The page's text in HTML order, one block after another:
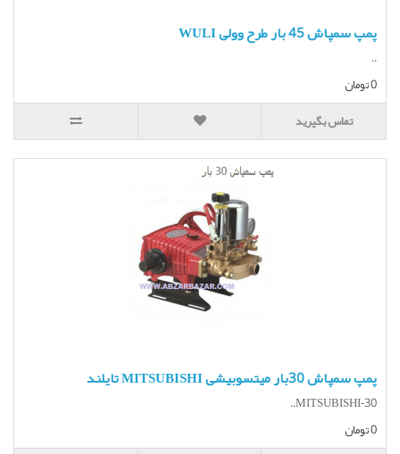
پمپ سمپاش 45 بار طرح وولی WULI
..
0 تومان
تماس بگیرید
پمپ سمپاش 30بار میتسوبیشی MITSUBISHI تایلند
MITSUBISHI-30..
0 تومان